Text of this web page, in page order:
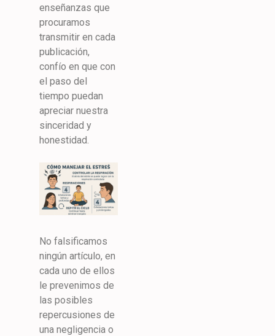
enseñanzas que
procuramos
transmitir en cada
publicación,
confío en que con
el paso del
tiempo puedan
apreciar nuestra
sinceridad y
honestidad.
No falsificamos
ningún artículo, en
cada uno de ellos
le prevenimos de
las posibles
repercusiones de
una negligencia o